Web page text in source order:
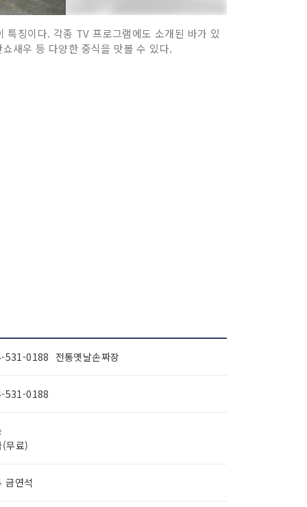
특징이다. 각종 TV 프로그램에도 소개된 바가 있
새우 등 다양한 중식을 맛볼 수 있다.
531-0188 전통옛날손짜장
531-0188
(무료)
금연석